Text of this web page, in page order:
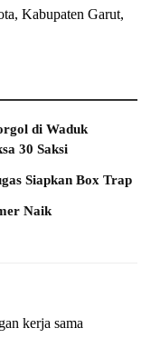
Kabupaten Garut,
di Waduk
30 Saksi
Siapkan Box Trap
Naik
kerja sama